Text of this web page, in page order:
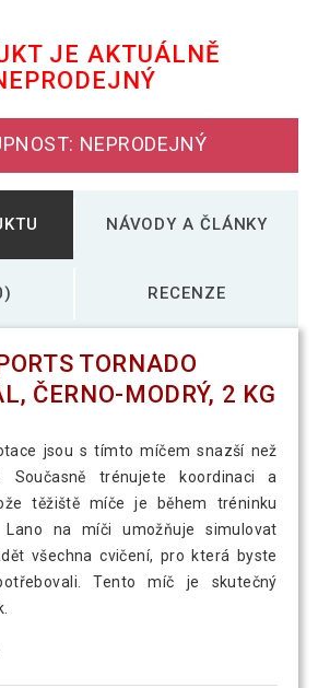
JE AKTUÁLNĚ
NEPRODEJNÝ
NÁVODY A ČLÁNKY
RECENZE
TORNADO
ČERNO-MODRÝ, 2 KG
jsou s tímto míčem snazší než
Současně trénujete koordinaci a
těžiště míče je během tréninku
na míči umožňuje simulovat
všechna cvičení, pro která byste
Tento míč je skutečný